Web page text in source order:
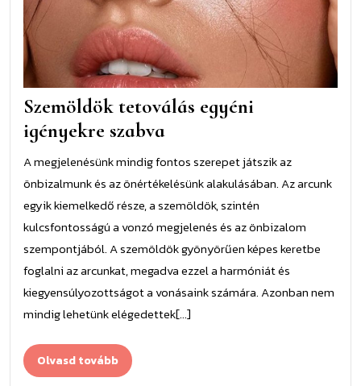
Szemöldök tetoválás egyéni
igényekre szabva
A megjelenésünk mindig fontos szerepet játszik az
önbizalmunk és az önértékelésünk alakulásában. Az arcunk
egyik kiemelkedő része, a szemöldök, szintén
kulcsfontosságú a vonzó megjelenés és az önbizalom
szempontjából. A szemöldök gyönyörűen képes keretbe
foglalni az arcunkat, megadva ezzel a harmóniát és
kiegyensúlyozottságot a vonásaink számára. Azonban nem
mindig lehetünk elégedettek[...]
Olvasd továbbOlvasd
tovább